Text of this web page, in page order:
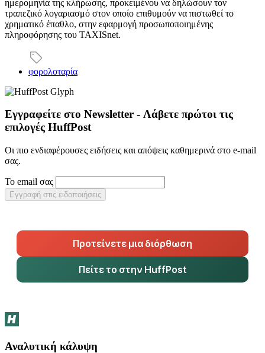
ημερομηνία της κλήρωσης, προκειμένου να δηλώσουν τον
τραπεζικό λογαριασμό στον οποίο επιθυμούν να πιστωθεί το
χρηματικό έπαθλο, στην εφαρμογή προσωποποιημένης
πληροφόρησης του TAXISnet.
φορολοταρία
Εγγραφείτε στο Newsletter - Λάβετε πρώτοι τις
επιλογές HuffPost
Οι πιο ενδιαφέρουσες ειδήσεις και απόψεις καθημερινά στο e-mail
σας.
Το email σας
Εγγραφή στις ειδοποιήσεις
Προτείνετε μια διόρθωση
Πείτε το στην HuffPost
Αναλυτική κάλυψη